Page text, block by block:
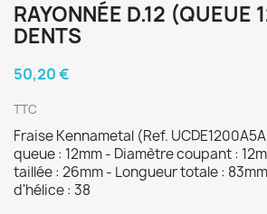
RAYONNÉE D.12 (QUEUE
DENTS
50,20 €
TTC
Fraise Kennametal (Ref.
queue : 12mm - Diamètre coupant :
taillée : 26mm - Longueur totale :
d'hélice : 38